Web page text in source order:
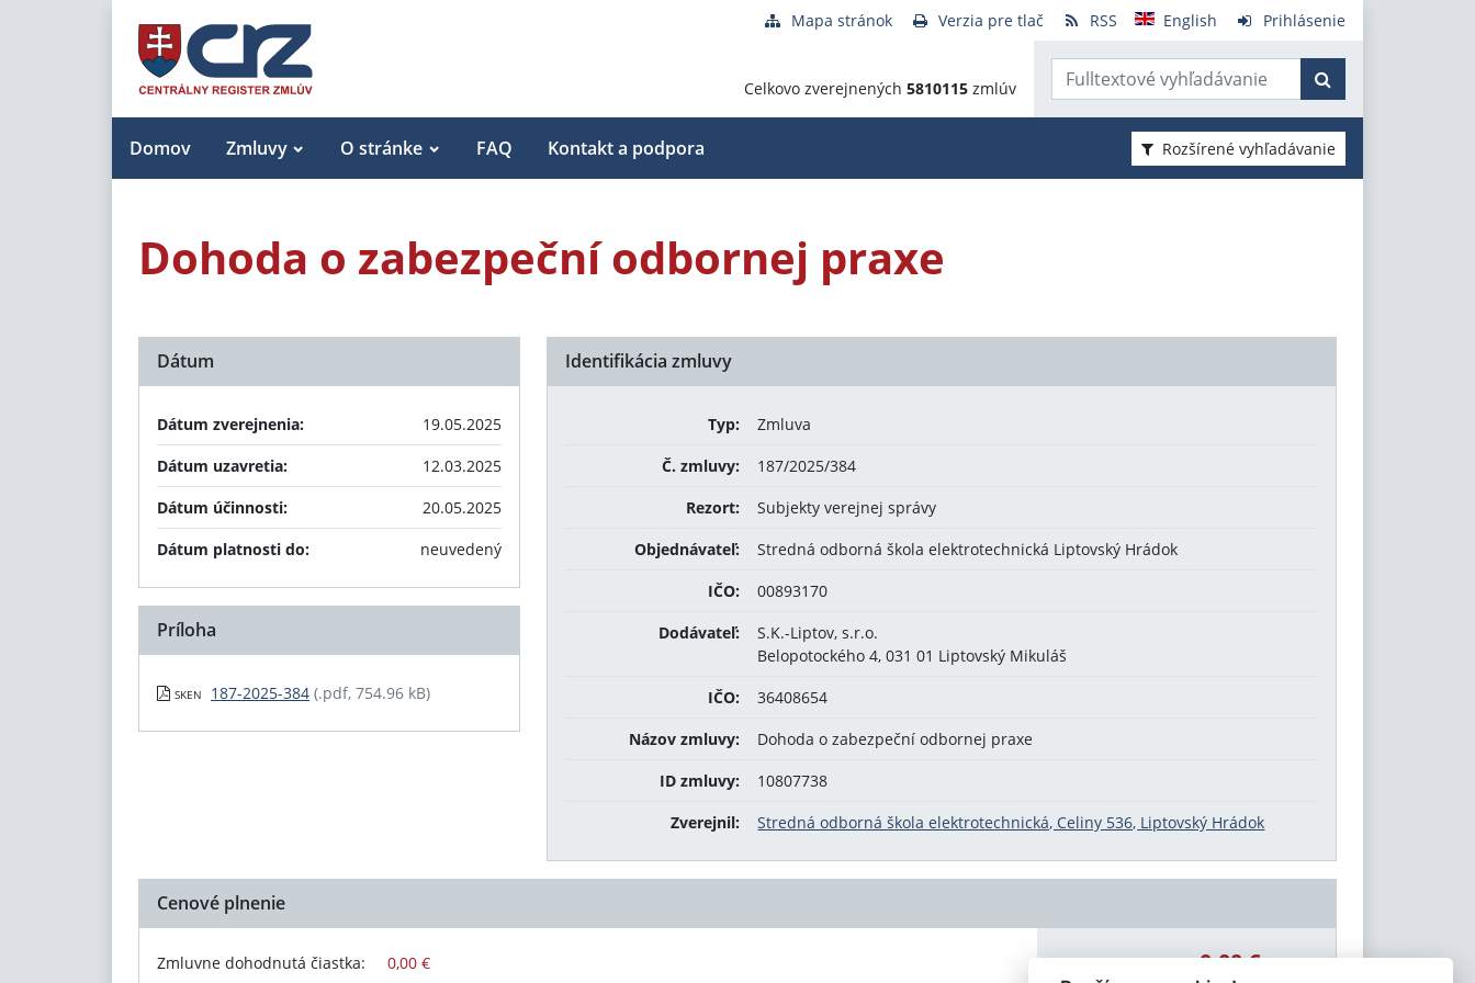
Mapa stránok Verzia pre tlač RSS English Prihlásenie
Celkovo zverejnených 5810115 zmlúv
Domov Zmluvy O stránke FAQ Kontakt a podpora Rozšírené vyhľadávanie
Dohoda o zabezpeční odbornej praxe
Identifikácia zmluvy
Typ:
Zmluva
Č. zmluvy:
187/2025/384
Rezort:
Subjekty verejnej správy
Objednávateľ:
Stredná odborná škola elektrotechnická Liptovský Hrádok
IČO:
00893170
Dodávateľ:
S.K.-Liptov, s.r.o.
Belopotockého 4, 031 01 Liptovský Mikuláš
IČO:
36408654
Názov zmluvy:
Dohoda o zabezpeční odbornej praxe
ID zmluvy:
10807738
Zverejnil:
Stredná odborná škola elektrotechnická, Celiny 536, Liptovský Hrádok
Dátum
Dátum zverejnenia:
19.05.2025
Dátum uzavretia:
12.03.2025
Dátum účinnosti:
20.05.2025
Dátum platnosti do:
neuvedený
Príloha
SKEN 187-2025-384 (.pdf, 754.96 kB)
Cenové plnenie
Zmluvne dohodnutá čiastka: 0,00 € Celková čiastka: 0,00 €